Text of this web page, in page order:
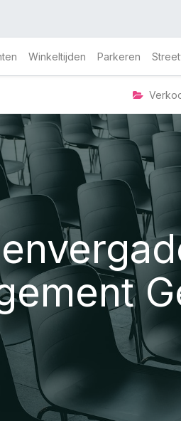
Winkeltijden Parkeren